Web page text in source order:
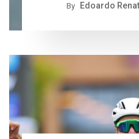
By Edoardo